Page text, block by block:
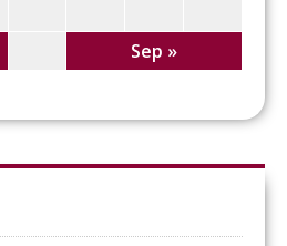
Sep »